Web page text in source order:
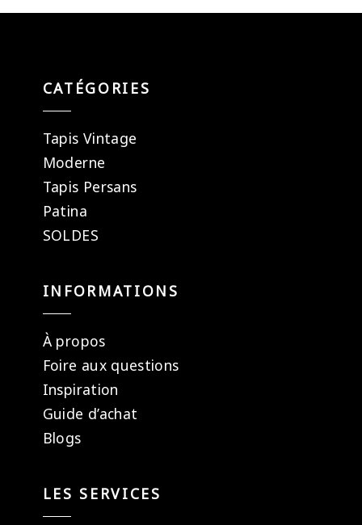
CATÉGORIES
Tapis Vintage
Moderne
Tapis Persans
Patina
SOLDES
INFORMATIONS
À propos
Foire aux questions
Inspiration
Guide d’achat
Blogs
LES SERVICES